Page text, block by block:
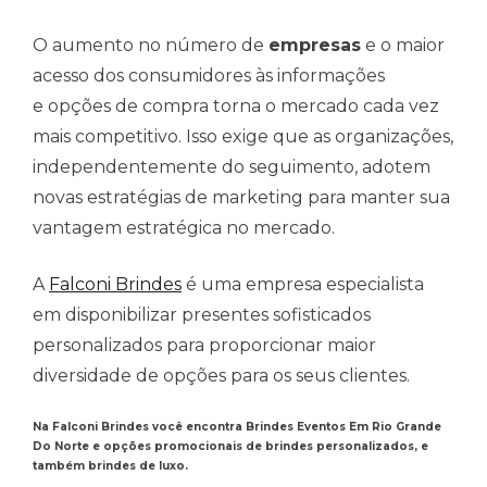
O aumento no número de empresas e o maior
acesso dos consumidores às informações
e opções de compra torna o mercado cada vez
mais competitivo. Isso exige que as organizações,
independentemente do seguimento, adotem
novas estratégias de marketing para manter sua
vantagem estratégica no mercado.
A Falconi Brindes é uma empresa especialista
em disponibilizar presentes sofisticados
personalizados para proporcionar maior
diversidade de opções para os seus clientes.
Na Falconi Brindes você encontra Brindes Eventos Em Rio Grande
Do Norte e opções promocionais de brindes personalizados, e
também brindes de luxo.